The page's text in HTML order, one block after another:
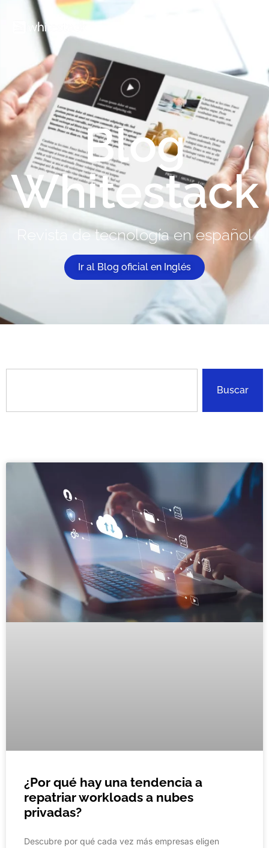
Blog
Whitestack
Revista de tecnología en español
Ir al Blog oficial en Inglés
Buscar
¿Por qué hay una tendencia a
repatriar workloads a nubes
privadas?
Descubre por qué cada vez más empresas eligen